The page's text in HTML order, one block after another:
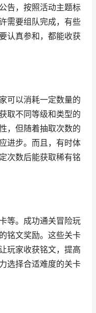
告，按照活动主题标
需要组队完成，有些
认真参和，都能收获
可以消耗一定数量的
取不同等级和类型的
，但随着抽取次数的
进步。而且，有时体
次数后能获取稀有铭
等。成功通关冒险玩
铭文奖励。这些关卡
玩家收获铭文，提高
选择合适难度的关卡